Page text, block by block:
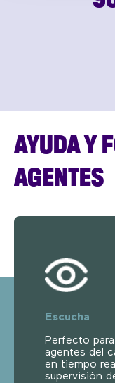
AYUDA Y
AGENTES
Escucha
Perfecto
agentes del
en tiempo
supervisión